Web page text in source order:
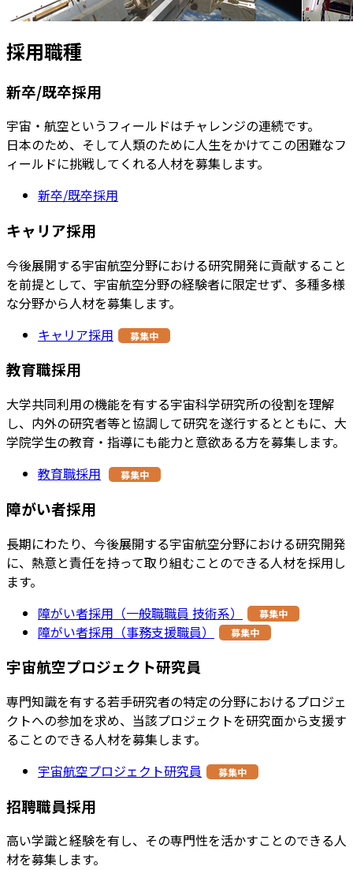
採用職種
新卒/既卒採用
宇宙・航空というフィールドはチャレンジの連続です。
日本のため、そして人類のために人生をかけてこの困難なフ
ィールドに挑戦してくれる人材を募集します。
新卒/既卒採用
キャリア採用
今後展開する宇宙航空分野における研究開発に貢献すること
を前提として、宇宙航空分野の経験者に限定せず、多種多様
な分野から人材を募集します。
キャリア採用
募集中
教育職採用
大学共同利用の機能を有する宇宙科学研究所の役割を理解
し、内外の研究者等と協調して研究を遂行するとともに、大
学院学生の教育・指導にも能力と意欲ある方を募集します。
教育職採用
募集中
障がい者採用
長期にわたり、今後展開する宇宙航空分野における研究開発
に、熱意と責任を持って取り組むことのできる人材を採用し
ます。
障がい者採用（一般職職員 技術系）
募集中
障がい者採用（事務支援職員） 募集中
宇宙航空プロジェクト研究員
専門知識を有する若手研究者の特定の分野におけるプロジェ
クトへの参加を求め、当該プロジェクトを研究面から支援す
ることのできる人材を募集します。
宇宙航空プロジェクト研究員
募集中
招聘職員採用
高い学識と経験を有し、その専門性を活かすことのできる人
材を募集します。